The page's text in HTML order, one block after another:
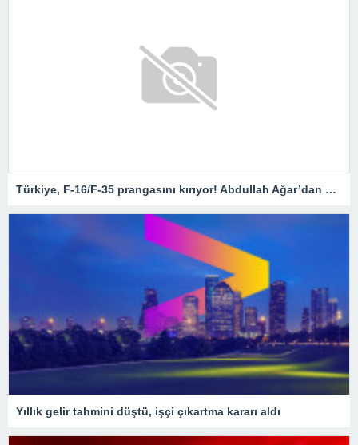
Türkiye, F-16/F-35 prangasını kırıyor! Abdullah Ağar’dan Milli Muharip Uçak çıkışı
Yıllık gelir tahmini düştü, işçi çıkartma kararı aldı